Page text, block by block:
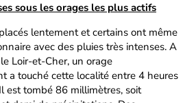
sous les orages les plus actifs
lentement et certains ont même
avec des pluies très intenses. A
Loir-et-Cher, un orage
a touché cette localité entre 4 heures
est tombé 86 millimètres, soit